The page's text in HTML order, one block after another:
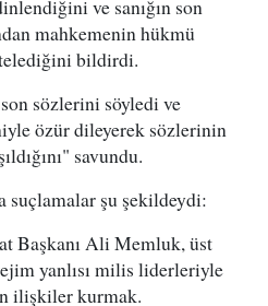
ve sanığın son
mahkemenin hükmü
bildirdi.
sözlerini söyledi ve
özür dileyerek sözlerinin
savundu.
suçlamalar şu şekildeydi:
Başkanı Ali Memluk, üst
yanlısı milis liderleriyle
ilişkiler kurmak.